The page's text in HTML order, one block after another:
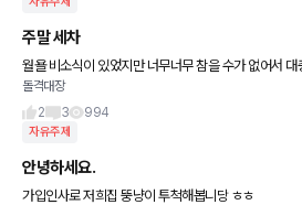
주말 세차
월욜 비소식이 있었지만 너무너무 참을 수가 없어서
때 빼주고 왔네요 ㅎㅎ
돌격대장
2
3 994
자유주제
안녕하세요.
가입인사로 저희집 뚱냥이 투척해봅니당 ㅎㅎ